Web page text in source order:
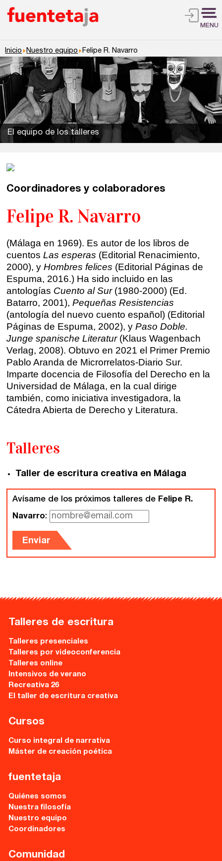
MENU
Madrid
Barcelona
Valencia
Alicante
Murcia
Málaga
Bilbao
Vitoria
Zaragoza
Presenciales en Madrid
En directo a través de Zoom
Talleres de escritura
Talleres presenciales ≻
Talleres por videoconferencia
Talleres online
Intensivos de verano ≻
Recreativa 26
El taller de escritura creativa
Cursos
Curso integral de narrativa
Máster de creación poética
fuentetaja
Quiénes somos
Nuestro equipo
Coordinadores
Comunidad
Club de Escritura
Editorial
Ebooks
Recursos
Tutorías
Directorios
Contacto
Escríbenos
Guía Rápida
Dónde estamos
Inicio Nuestro equipo Felipe R. Navarro
El equipo de los talleres
Coordinadores y colaboradores
Felipe R. Navarro
(Málaga en 1969). Es autor de los libros de
cuentos Las esperas (Editorial Renacimiento,
2000), y Hombres felices (Editorial Páginas de
Espuma, 2016.) Ha sido incluido en las
antologías Cuento al Sur(1980-2000) (Ed.
Batarro, 2001), Pequeñas Resistencias
(antología del nuevo cuento español) (Editorial
Páginas de Espuma, 2002), y Paso Doble.
Junge spanische Literatur(Klaus Wagenbach
Verlag, 2008). Obtuvo en 2021 el Primer Premio
Pablo Aranda de Microrrelatos-Diario Sur.
Imparte docencia de Filosofía del Derecho en la
Universidad de Málaga, en la cual dirige
también, como iniciativa investigadora, la
Cátedra Abierta de Derecho y Literatura.
Talleres
Taller de escritura creativa en Málaga
Avísame de los próximos talleres de Felipe R.
Navarro:
Enviar
Talleres de escritura
Talleres presenciales
Talleres por videoconferencia
Talleres online
Intensivos de verano
Recreativa 26
El taller de escritura creativa
Cursos
Curso integral de narrativa
Máster de creación poética
fuentetaja
Quiénes somos
Nuestra filosofía
Nuestro equipo
Coordinadores
Comunidad